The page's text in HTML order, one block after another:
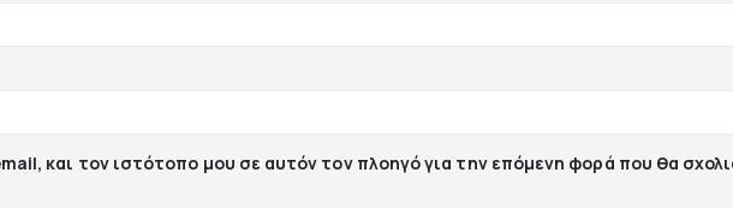
και τον ιστότοπο μου σε αυτόν τον πλοηγό για την επόμενη φορά που θα